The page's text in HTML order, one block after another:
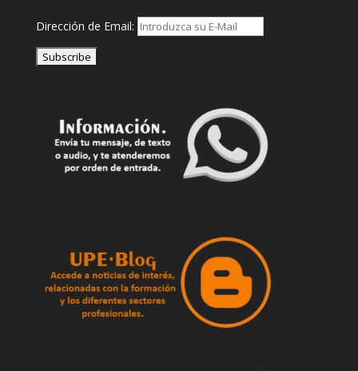
Dirección de Email: